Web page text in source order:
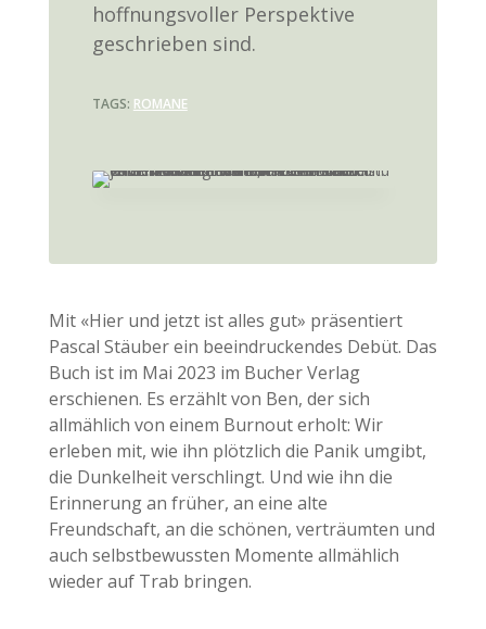
hoffnungsvoller Perspektive
geschrieben sind.
TAGS: ROMANE
Mit «Hier und jetzt ist alles gut» präsentiert
Pascal Stäuber ein beeindruckendes Debüt. Das
Buch ist im Mai 2023 im Bucher Verlag
erschienen. Es erzählt von Ben, der sich
allmählich von einem Burnout erholt: Wir
erleben mit, wie ihn plötzlich die Panik umgibt,
die Dunkelheit verschlingt. Und wie ihn die
Erinnerung an früher, an eine alte
Freundschaft, an die schönen, verträumten und
auch selbstbewussten Momente allmählich
wieder auf Trab bringen.